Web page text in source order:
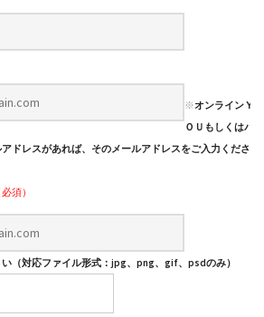
※オンラインＹ
ＯＵもしくはパ
ドレスがあれば、そのメールアドレスをご入力くださ
必須）
（対応ファイル形式：jpg、png、gif、psdのみ）